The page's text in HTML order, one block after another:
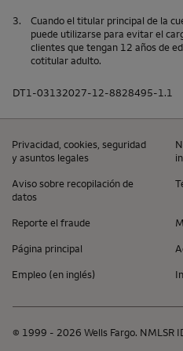
3.
Cuando el titular principal de la
puede utilizarse para evitar el
clientes que tengan 12 años de
cotitular adulto.
DT1-03132027-12-8828495-1.1
Privacidad, cookies , seguridad
y asuntos legales
Aviso sobre recopilación de
datos
Reporte el fraude
Página principal
Empleo (en inglés)
© 1999 - 2026 Wells Fargo. NMLSR